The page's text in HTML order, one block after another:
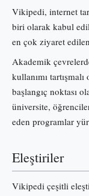
Vikipedi, internet
biri olarak kabul
en çok ziyaret
Akademik
kullanımı
başlangıç noktası
üniversite,
eden programlar
Eleştiriler
Vikipedi çeşitli